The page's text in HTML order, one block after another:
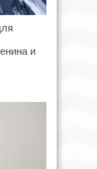
и